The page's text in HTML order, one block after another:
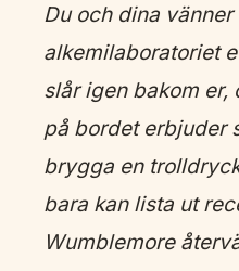
Du och dina
alkemilaboratoriet
slår igen bakom
på bordet erbjuder
brygga en
bara kan lista ut
Wumblemore